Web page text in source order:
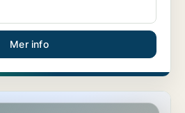
Mer info